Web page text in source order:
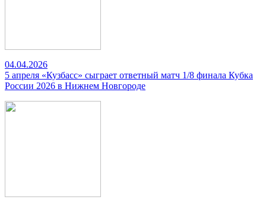
04.04.2026
5 апреля «Кузбасс» сыграет ответный матч 1/8 финала Кубка
России 2026 в Нижнем Новгороде